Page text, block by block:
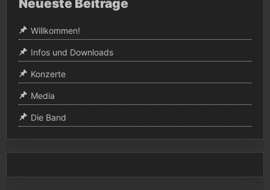
Neueste Beiträge
Willkommen!
Infos und Downloads
Konzerte
Media
Die Band